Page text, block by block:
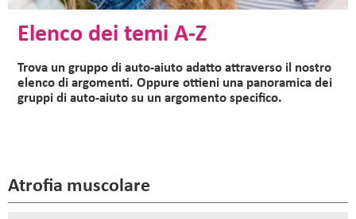
Elenco dei temi A-Z
Trova un gruppo di auto-aiuto adatto attraverso il nostro
elenco di argomenti. Oppure ottieni una panoramica dei
gruppi di auto-aiuto su un argomento specifico.
Atrofia muscolare